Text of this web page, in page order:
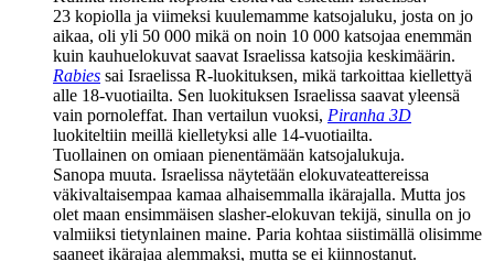
23 kopiolla ja viimeksi kuulemamme katsojaluku, josta on jo
aikaa, oli yli 50 000 mikä on noin 10 000 katsojaa enemmän
kuin kauhuelokuvat saavat Israelissa katsojia keskimäärin.
Rabies sai Israelissa R‑luokituksen, mikä tarkoittaa kiellettyä
alle 18‑vuotiailta. Sen luokituksen Israelissa saavat yleensä
vain pornoleffat. Ihan vertailun vuoksi, Piranha 3D
luokiteltiin meillä kielletyksi alle 14‑vuotiailta.
Tuollainen on omiaan pienentämään katsojalukuja.
Sanopa muuta. Israelissa näytetään elokuvateattereissa
väkivaltaisempaa kamaa alhaisemmalla ikärajalla. Mutta jos
olet maan ensimmäisen slasher-elokuvan tekijä, sinulla on jo
valmiiksi tietynlainen maine. Paria kohtaa siistimällä olisimme
saaneet ikärajaa alemmaksi, mutta se ei kiinnostanut.